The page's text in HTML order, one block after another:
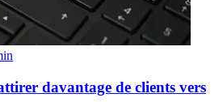
davantage de clients vers